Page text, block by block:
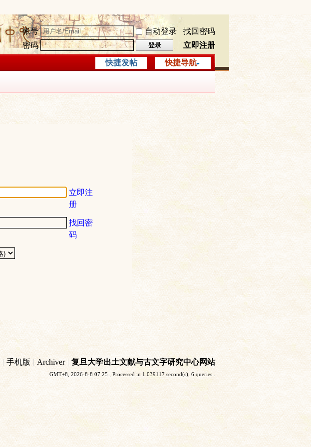
帐号 自动登录
找回密码
密码
登录 立即注册
快捷导航
快捷发帖
立即注
册
找回密
码
| 手机版 | Archiver | 复旦大学出土文献与古文字研究中心网站
GMT+8, 2026-8-8 07:25 , Processed in 1.039117 second(s), 6 queries .